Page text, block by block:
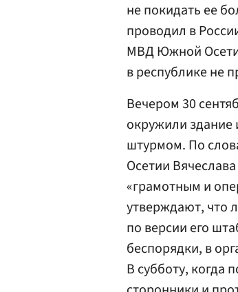
не покидать ее
проводил в
МВД Южной
в республике не
Вечером 30
окружили здание
штурмом. По
Осетии
«грамотным и
утверждают, что
по версии его
беспорядки, в
В субботу, когда